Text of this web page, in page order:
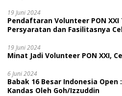
19 Juni 2024
Pendaftaran Volunteer PON XXI
Persyaratan dan Fasilitasnya
19 Juni 2024
Minat Jadi Volunteer PON XXI,
6 Juni 2024
Babak 16 Besar Indonesia
Kandas Oleh Goh/Izzuddin